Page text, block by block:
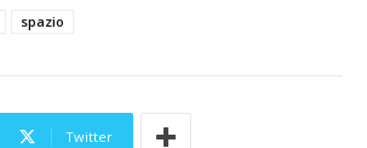
spazio
Twitter